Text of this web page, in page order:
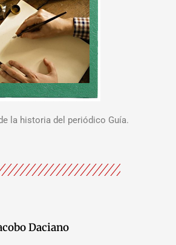
la historia del periódico Guía.
Daciano